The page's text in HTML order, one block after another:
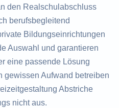
den Realschulabschluss
berufsbegleitend
Bildungseinrichtungen
Auswahl und garantieren
eine passende Lösung
gewissen Aufwand betreiben
Abstriche
nicht aus.